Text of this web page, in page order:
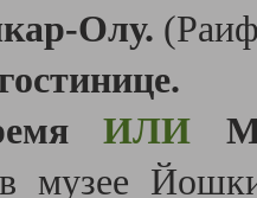
Олу.
ИЛИ
музее